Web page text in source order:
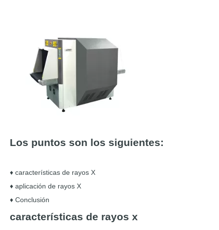
Los puntos son los siguientes:
♦ características de rayos X
♦ aplicación de rayos X
♦ Conclusión
características de rayos x